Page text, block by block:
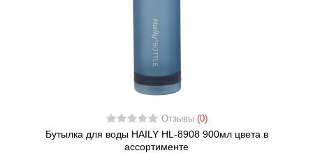
Отзывы (0)
Бутылка для воды HAILY HL-8908 900мл цвета в
ассортименте